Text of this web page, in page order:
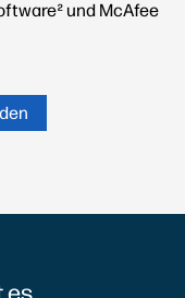
und McAfee